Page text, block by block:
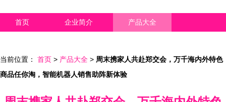
首页 企业简介 产品大全
当前位置： 首页 > 产品大全 > 周末携家人共赴郑交会，万千海内外特色
商品任你淘，智能机器人销售助阵新体验